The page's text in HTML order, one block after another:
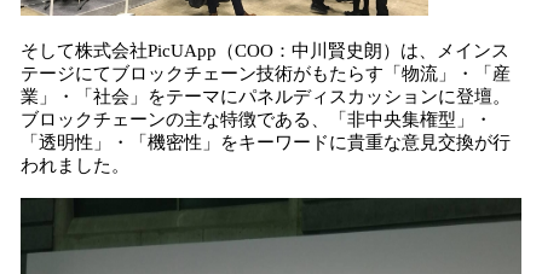
そして株式会社PicUApp（COO：中川賢史朗）は、メインス
テージにてブロックチェーン技術がもたらす「物流」・「産
業」・「社会」をテーマにパネルディスカッションに登壇。
ブロックチェーンの主な特徴である、「非中央集権型」・
「透明性」・「機密性」をキーワードに貴重な意見交換が行
われました。